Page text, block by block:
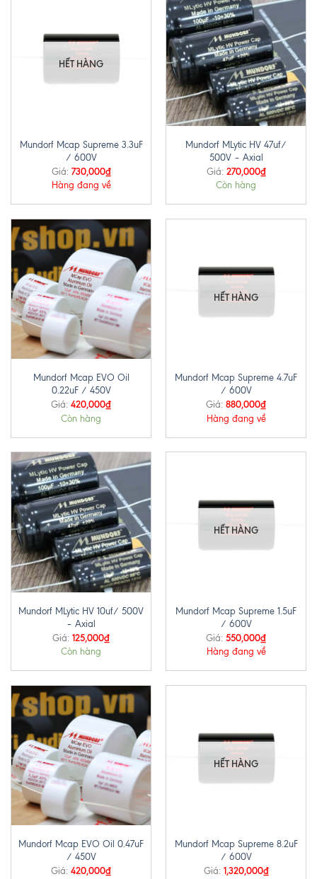
HẾT HÀNG
Mundorf Mcap Supreme 3.3uF
/ 600V
Giá: 730,000₫
Hàng đang về
Mundorf MLytic HV 47uf/
500V – Axial
Giá: 270,000₫
Còn hàng
Mundorf Mcap EVO Oil
0.22uF / 450V
Giá: 420,000₫
Còn hàng
HẾT HÀNG
Mundorf Mcap Supreme 4.7uF
/ 600V
Giá: 880,000₫
Hàng đang về
Mundorf MLytic HV 10uf/ 500V
– Axial
Giá: 125,000₫
Còn hàng
HẾT HÀNG
Mundorf Mcap Supreme 1.5uF
/ 600V
Giá: 550,000₫
Hàng đang về
Mundorf Mcap EVO Oil 0.47uF
/ 450V
Giá: 420,000₫
HẾT HÀNG
Mundorf Mcap Supreme 8.2uF
/ 600V
Giá: 1,320,000₫